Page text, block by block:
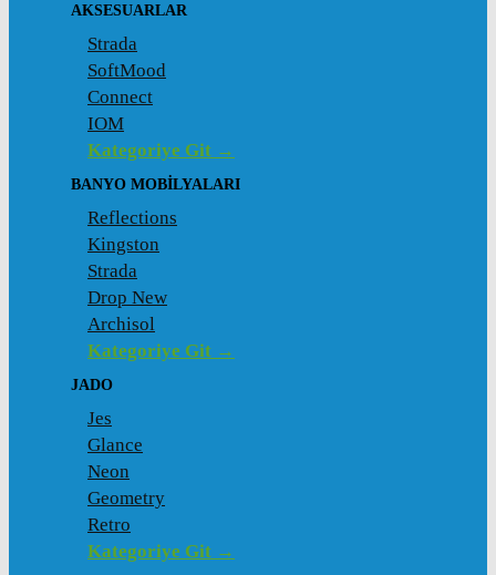
AKSESUARLAR
Strada
SoftMood
Connect
IOM
Kategoriye Git →
BANYO MOBILYALARI
Reflections
Kingston
Strada
Drop New
Archisol
Kategoriye Git →
JADO
Jes
Glance
Neon
Geometry
Retro
Kategoriye Git →